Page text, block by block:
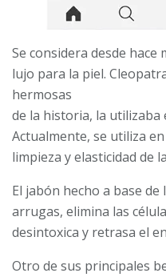
Se considera desde hace
lujo para la piel.
hermosas
de la historia, la utilizaba
Actualmente, se utiliza
limpieza y elasticidad de
El jabón hecho a base
arrugas, elimina las
desintoxica y retrasa el
Otro de sus principales